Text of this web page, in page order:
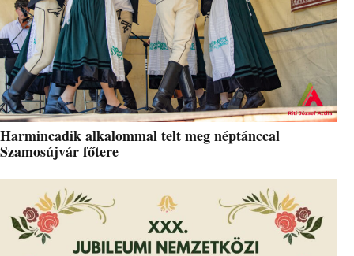
Harmincadik alkalommal telt meg néptánccal
Szamosújvár főtere